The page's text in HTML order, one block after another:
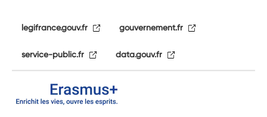
legifrance.gouv.fr gouvernement.fr
service-public.fr data.gouv.fr